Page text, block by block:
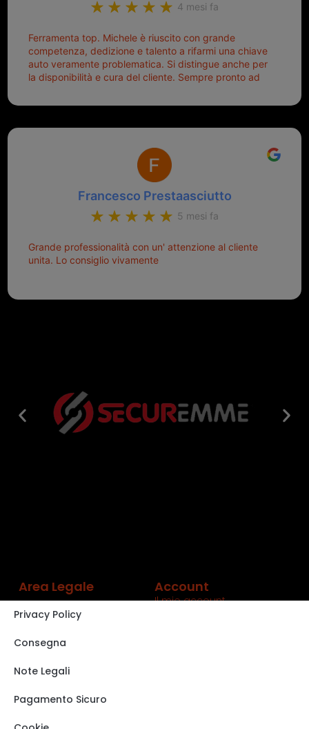
4 mesi fa
Ferramenta top. Michele è riuscito con grande
competenza, dedizione e talento a rifarmi una chiave
auto veramente problematica. Si distingue anche per
la disponibilità e cura del cliente. Sempre pronto ad
Francesco Prestaasciutto
5 mesi fa
Grande professionalità con un' attenzione al cliente
unita. Lo consiglio vivamente
Area Legale
Privacy Policy
Consegna
Note Legali
Pagamento Sicuro
Account
Il mio account
VISITA IL NOSTRO